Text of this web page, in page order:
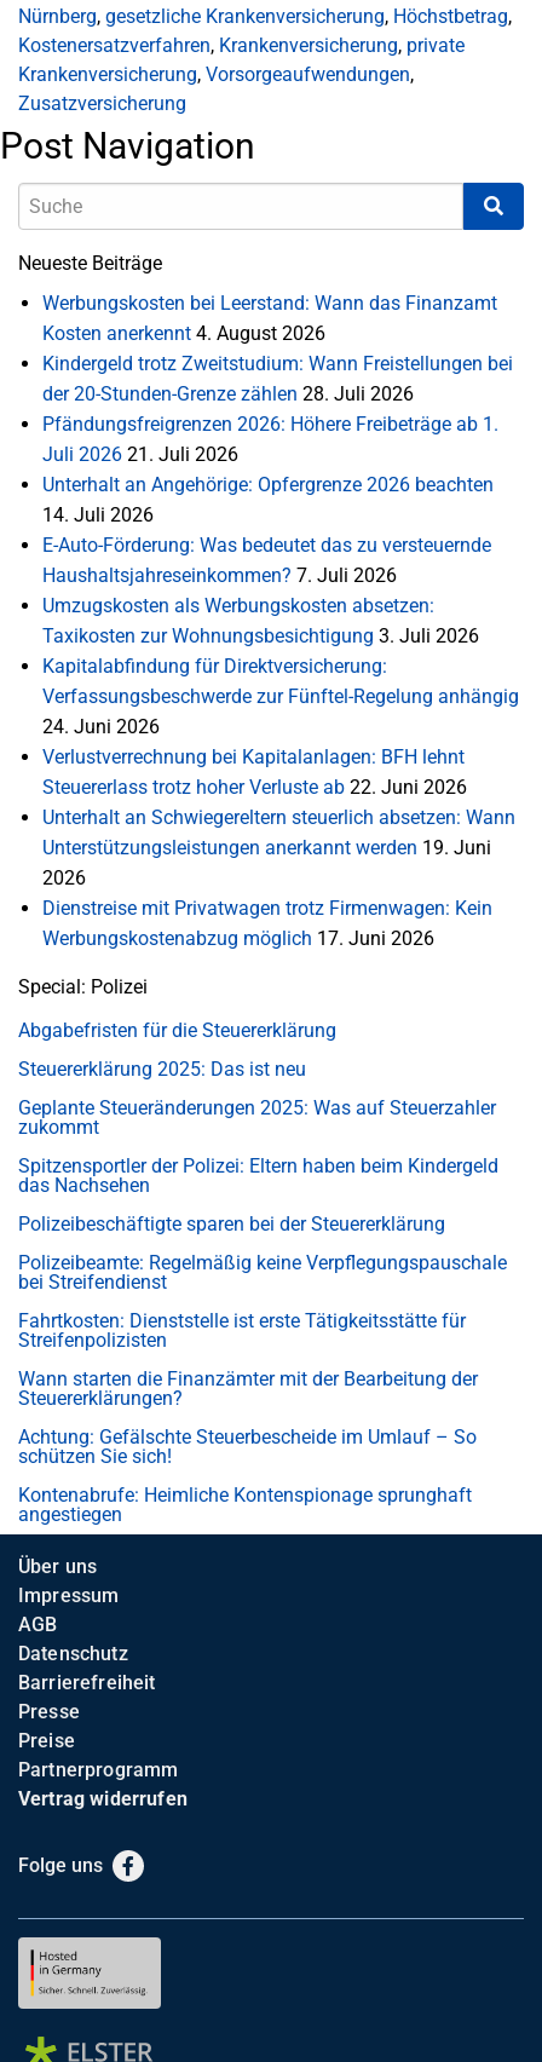
Nürnberg, gesetzliche Krankenversicherung, Höchstbetrag,
Kostenersatzverfahren, Krankenversicherung, private
Krankenversicherung, Vorsorgeaufwendungen,
Zusatzversicherung
Post Navigation
Neueste Beiträge
Werbungskosten bei Leerstand: Wann das Finanzamt
Kosten anerkennt 4. August 2026
Kindergeld trotz Zweitstudium: Wann Freistellungen bei
der 20-Stunden-Grenze zählen 28. Juli 2026
Pfändungsfreigrenzen 2026: Höhere Freibeträge ab 1.
Juli 2026 21. Juli 2026
Unterhalt an Angehörige: Opfergrenze 2026 beachten
14. Juli 2026
E-Auto-Förderung: Was bedeutet das zu versteuernde
Haushaltsjahreseinkommen? 7. Juli 2026
Umzugskosten als Werbungskosten absetzen:
Taxikosten zur Wohnungsbesichtigung 3. Juli 2026
Kapitalabfindung für Direktversicherung:
Verfassungsbeschwerde zur Fünftel-Regelung anhängig
24. Juni 2026
Verlustverrechnung bei Kapitalanlagen: BFH lehnt
Steuererlass trotz hoher Verluste ab 22. Juni 2026
Unterhalt an Schwiegereltern steuerlich absetzen: Wann
Unterstützungsleistungen anerkannt werden 19. Juni
2026
Dienstreise mit Privatwagen trotz Firmenwagen: Kein
Werbungskostenabzug möglich 17. Juni 2026
Special: Polizei
Abgabefristen für die Steuererklärung
Steuererklärung 2025: Das ist neu
Geplante Steueränderungen 2025: Was auf Steuerzahler
zukommt
Spitzensportler der Polizei: Eltern haben beim Kindergeld
das Nachsehen
Polizeibeschäftigte sparen bei der Steuererklärung
Polizeibeamte: Regelmäßig keine Verpflegungspauschale
bei Streifendienst
Fahrtkosten: Dienststelle ist erste Tätigkeitsstätte für
Streifenpolizisten
Wann starten die Finanzämter mit der Bearbeitung der
Steuererklärungen?
Achtung: Gefälschte Steuerbescheide im Umlauf – So
schützen Sie sich!
Kontenabrufe: Heimliche Kontenspionage sprunghaft
angestiegen
Über uns
Impressum
AGB
Datenschutz
Barrierefreiheit
Presse
Preise
Partnerprogramm
Vertrag widerrufen
Folge uns Facebook